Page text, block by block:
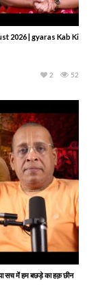
2026 | gyaras Kab Ki
52
2
सच में हम बछड़े का हक़ छीन